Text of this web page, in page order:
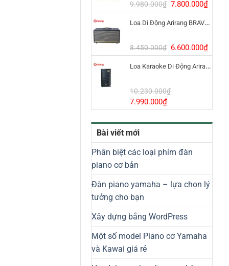
8.800.000₫.
9.980.000₫ Giá
gốc
là:
7.800.000₫Giá
hiện
tại
Loa Di Động Arirang BRAVO 8 800W Có Micro
8.450.000₫ Giá
gốc
là:
6.600.000₫Giá
hiện
tại
Loa Karaoke Di Động Arirang EDGE-X Model I
10.230.000₫
Giá
gốc
là:
10.230.000₫.
7.990.000₫Giá
hiện
tại
7.990.000₫.
Bài viết mới
Phân biệt các loại phím đàn
piano cơ bản
Đàn piano yamaha – lựa chọn lý
tưởng cho bạn
Xây dựng bằng WordPress
Một số model Piano cơ Yamaha
và Kawai giá rẻ